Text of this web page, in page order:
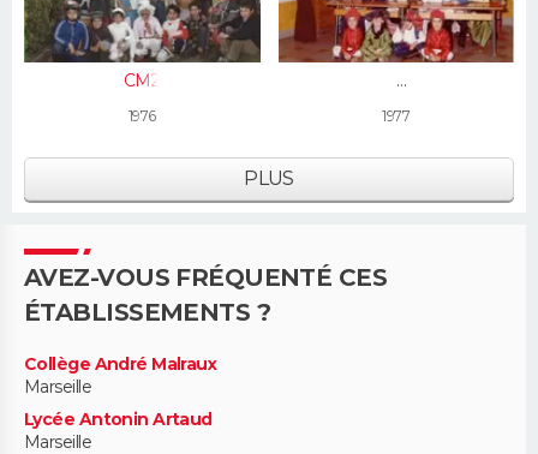
CM2
1976
Cp
1977
PLUS
AVEZ-VOUS FRÉQUENTÉ CES
ÉTABLISSEMENTS ?
Collège André Malraux
Marseille
Lycée Antonin Artaud
Marseille